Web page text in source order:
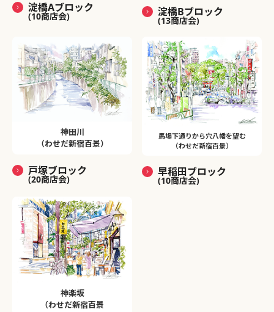
淀橋Aブロック
(10商店会) 淀橋Bブロック
(13商店会)
神田川
（わせだ新宿百景）
戸塚ブロック
(20商店会)
馬場下通りから穴八幡を望む
（わせだ新宿百景）
早稲田ブロック
(10商店会)
神楽坂
（わせだ新宿百景